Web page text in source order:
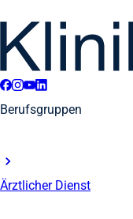
Berufsgruppen
Ärztlicher Dienst